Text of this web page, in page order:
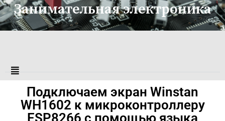
Занимательная электроника
Подключаем экран Winstan
WH1602 к микроконтроллеру
ESP8266 с помощью языка